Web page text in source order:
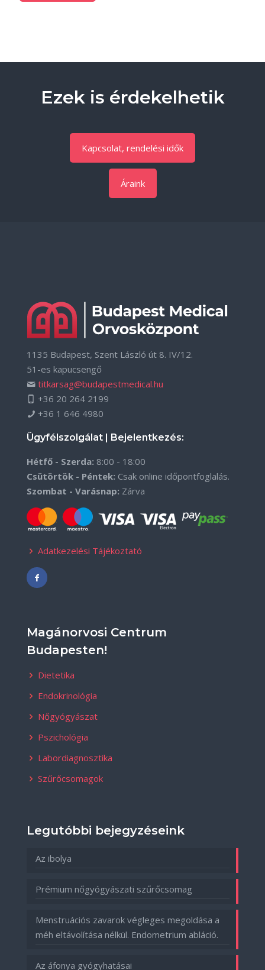
Ezek is érdekelhetik
Kapcsolat, rendelési idők
Áraink
1135 Budapest, Szent László út 8. IV/12.
51-es kapucsengő
titkarsag@budapestmedical.hu
+36 20 264 2199
+36 1 646 4980
Ügyfélszolgálat | Bejelentkezés:
Hétfő - Szerda: 8:00 - 18:00
Csütörtök - Péntek: Csak online időpontfoglalás.
Szombat - Varásnap: Zárva
Adatkezelési Tájékoztató
Magánorvosi Centrum
Budapesten!
Dietetika
Endokrinológia
Nőgyógyászat
Pszichológia
Labordiagnosztika
Szűrőcsomagok
Legutóbbi bejegyzéseink
Az ibolya
Prémium nőgyógyászati szűrőcsomag
Menstruációs zavarok végleges megoldása a
méh eltávolítása nélkül. Endometrium abláció.
Az áfonya gyógyhatásai